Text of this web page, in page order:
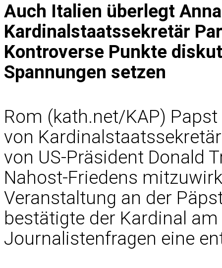
Auch Italien überlegt
Kardinalstaatssekretär
Kontroverse Punkte
Spannungen setzen
Rom (kath.net/KAP)
von
von US-Präsident Donald
Nahost-Friedens
Veranstaltung an der
bestätigte der Kardinal
Journalistenfragen eine